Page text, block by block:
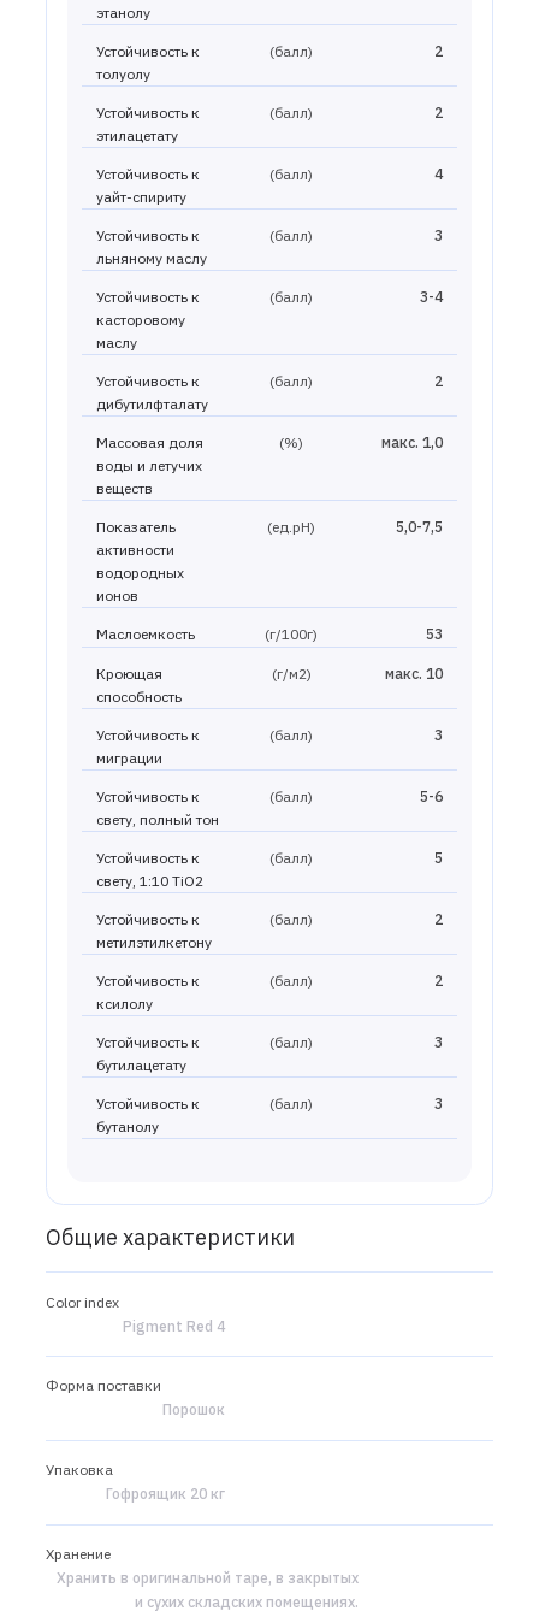
этанолу
Устойчивость к
толуолу
(балл) 2
Устойчивость к
этилацетату
(балл) 2
Устойчивость к
уайт-спириту
(балл) 4
Устойчивость к
льняному маслу
(балл) 3
Устойчивость к
касторовому
маслу
(балл) 3-4
Устойчивость к
дибутилфталату
(балл) 2
Массовая доля
воды и летучих
веществ
(%) макс. 1,0
Показатель
активности
водородных
ионов
(ед.рН) 5,0-7,5
Маслоемкость (г/100г) 53
Кроющая
способность
(г/м2) макс. 10
Устойчивость к
миграции
(балл) 3
Устойчивость к
свету, полный тон
(балл) 5-6
Устойчивость к
свету, 1:10 TiO2
(балл) 5
Устойчивость к
метилэтилкетону
(балл) 2
Устойчивость к
ксилолу
(балл) 2
Устойчивость к
бутилацетату
(балл) 3
Устойчивость к
бутанолу
(балл) 3
Общие характеристики
Color index
Pigment Red 4
Форма поставки
Порошок
Упаковка
Гофроящик 20 кг
Хранение
Хранить в оригинальной таре, в закрытых
и сухих складских помещениях.